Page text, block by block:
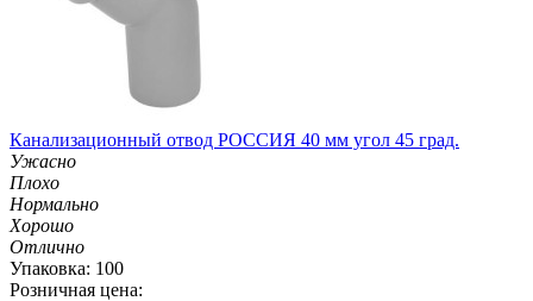
Канализационный отвод РОССИЯ 40 мм угол 45 град.
Ужасно
Плохо
Нормально
Хорошо
Отлично
Упаковка: 100
Розничная цена: